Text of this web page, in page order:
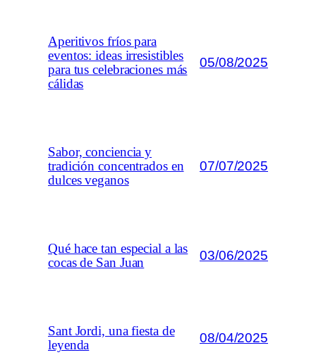
Aperitivos fríos para
eventos: ideas irresistibles
para tus celebraciones más
cálidas
05/08/2025
Sabor, conciencia y
tradición concentrados en
dulces veganos
07/07/2025
Qué hace tan especial a las
cocas de San Juan
03/06/2025
Sant Jordi, una fiesta de
leyenda
08/04/2025